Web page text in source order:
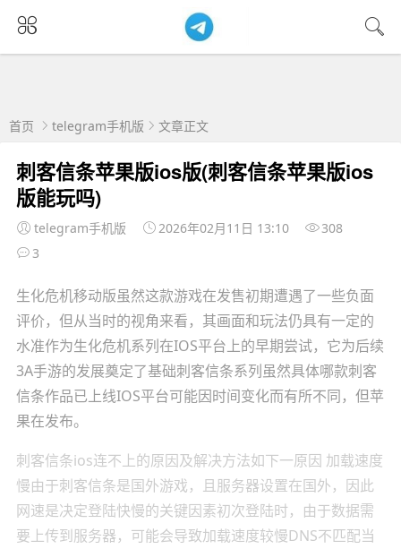
首页 telegram手机版 文章正文
刺客信条苹果版ios版(刺客信条苹果版ios
版能玩吗)
telegram手机版 2026年02月11日 13:10
308
3
生化危机移动版虽然这款游戏在发售初期遭遇了一些负面
评价，但从当时的视角来看，其画面和玩法仍具有一定的
水准作为生化危机系列在IOS平台上的早期尝试，它为后续
3A手游的发展奠定了基础刺客信条系列虽然具体哪款刺客
信条作品已上线IOS平台可能因时间变化而有所不同，但苹
果在发布。
刺客信条ios连不上的原因及解决方法如下一原因 加载速度
慢由于刺客信条是国外游戏，且服务器设置在国外，因此
网速是决定登陆快慢的关键因素初次登陆时，由于数据需
要上传到服务器，可能会导致加载速度较慢DNS不匹配当